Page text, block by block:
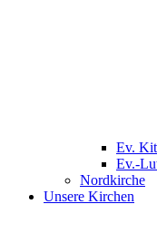
Ev.
Ev.-
Nordkirche
Unsere Kirchen